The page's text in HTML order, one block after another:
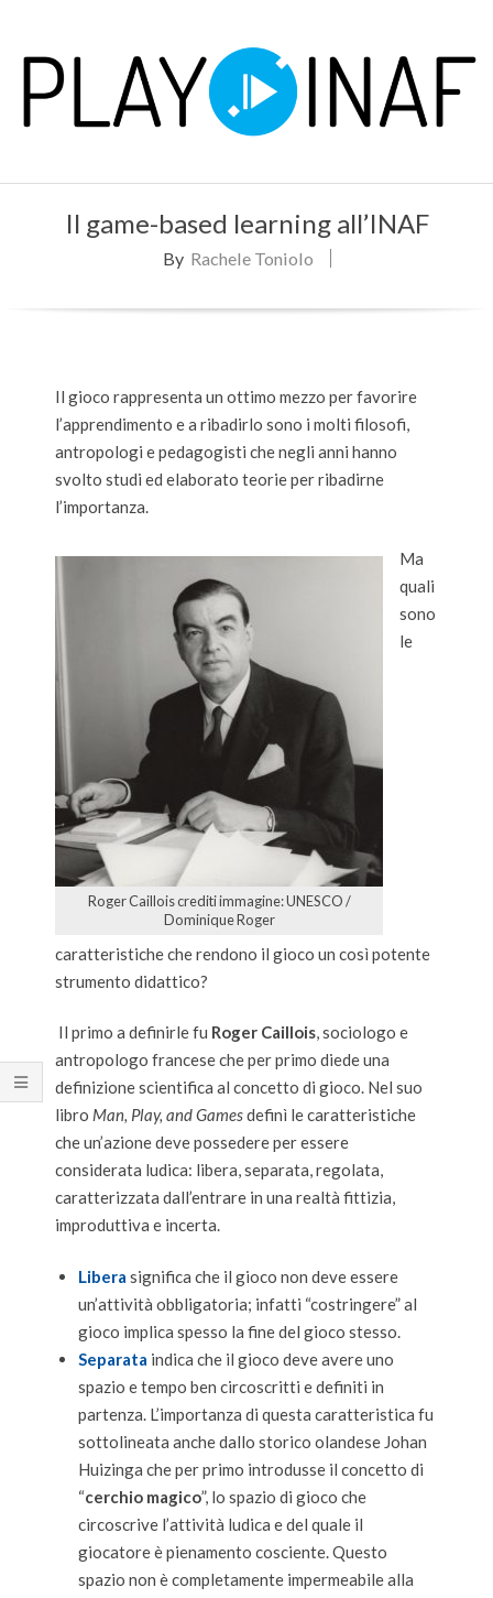
content
P
NavigationIl game-based learning all’INAF
By Rachele Toniolo
Il gioco rappresenta un ottimo mezzo per favorire
l’apprendimento e a ribadirlo sono i molti filosofi,
antropologi e pedagogisti che negli anni hanno
svolto studi ed elaborato teorie per ribadirne
l’importanza.
Roger Caillois crediti immagine: UNESCO /
Dominique Roger
Ma
quali
sono
le
caratteristiche che rendono il gioco un così potente
strumento didattico?
Il primo a definirle fu Roger Caillois, sociologo e
antropologo francese che per primo diede una
definizione scientifica al concetto di gioco. Nel suo
libro Man, Play, and Gamesdefinì le caratteristiche
che un’azione deve possedere per essere
considerata ludica: libera, separata, regolata,
caratterizzata dall’entrare in una realtà fittizia,
improduttiva e incerta.
Libera significa che il gioco non deve essere
un’attività obbligatoria; infatti “costringere” al
gioco implica spesso la fine del gioco stesso.
Separata indica che il gioco deve avere uno
spazio e tempo ben circoscritti e definiti in
partenza. L’importanza di questa caratteristica fu
sottolineata anche dallo storico olandese Johan
Huizinga che per primo introdusse il concetto di
“cerchio magico”, lo spazio di gioco che
circoscrive l’attività ludica e del quale il
giocatore è pienamento cosciente. Questo
spazio non è completamente impermeabile alla